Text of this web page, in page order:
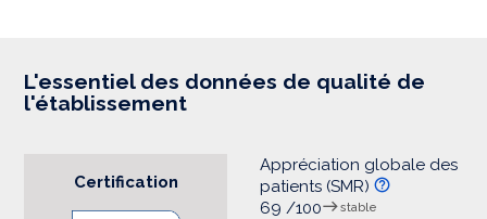
L'essentiel des données de qualité de
l'établissement
Certification
Appréciation globale des
patients (SMR)
69 /100
stable